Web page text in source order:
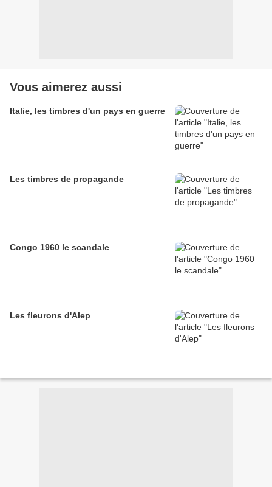
Vous aimerez aussi
Italie, les timbres d'un pays en guerre
Les timbres de propagande
Congo 1960 le scandale
Les fleurons d'Alep